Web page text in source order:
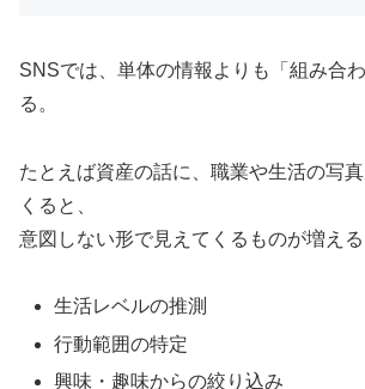
SNSでは、単体の情報よりも「組み合
る。
たとえば資産の話に、職業や生活の写
くると、
意図しない形で見えてくるものが増える
生活レベルの推測
行動範囲の特定
興味・趣味からの絞り込み